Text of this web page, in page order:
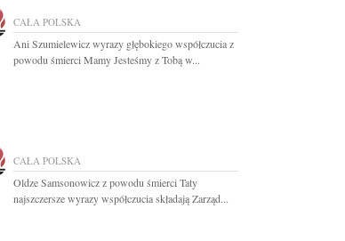
CAŁA POLSKA
Ani Szumielewicz wyrazy głębokiego współczucia z
powodu śmierci Mamy Jesteśmy z Tobą w...
CAŁA POLSKA
Oldze Samsonowicz z powodu śmierci Taty
najszczersze wyrazy współczucia składają Zarząd...